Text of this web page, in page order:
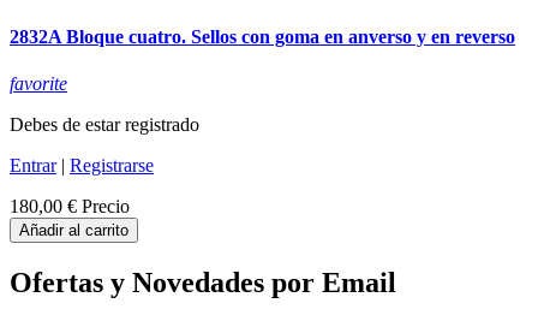
2832A Bloque cuatro. Sellos con goma en anverso y en reverso
favorite
Debes de estar registrado
Entrar| Registrarse
180,00 € Precio
Añadir al carrito
Ofertas y Novedades por Email